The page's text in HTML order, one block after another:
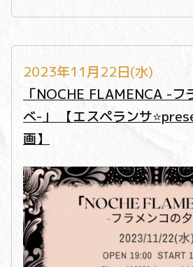
2023年11月22日(水)
「NOCHE FLAMENCA -フ
べ-」 【エスペランサ
画】